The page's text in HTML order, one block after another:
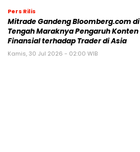
Pers Rilis
Mitrade Gandeng Bloomberg.com di
Tengah Maraknya Pengaruh Konten
Finansial terhadap Trader di Asia
Kamis, 30 Jul 2026 - 02:00 WIB